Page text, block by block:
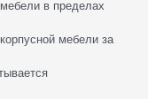
в пределах
мебели за